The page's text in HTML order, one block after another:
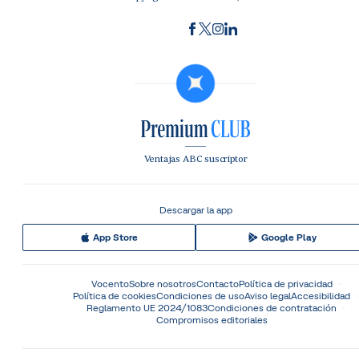
Ventajas ABC suscriptor
Descargar la app
App Store Google Play
VocentoSobre nosotrosContactoPolítica de privacidad
Política de cookiesCondiciones de usoAviso legalAccesibilidad
Reglamento UE 2024/1083Condiciones de contratación
Compromisos editoriales